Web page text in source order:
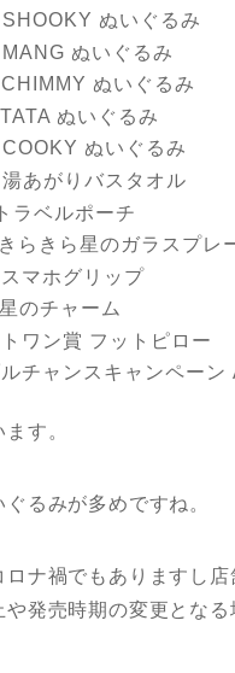
ぬいぐるみ
ぬいぐるみ
ぬいぐるみ
ぬいぐるみ
ぬいぐるみ
あがりバスタオル
ラベルポーチ
らきら星のガラスプレ
マホグリップ
のチャーム
ワン賞 フットピロー
チャンスキャンペーン
す。
るみが多めですね。
ロナ禍でもありますし店
や発売時期の変更となる